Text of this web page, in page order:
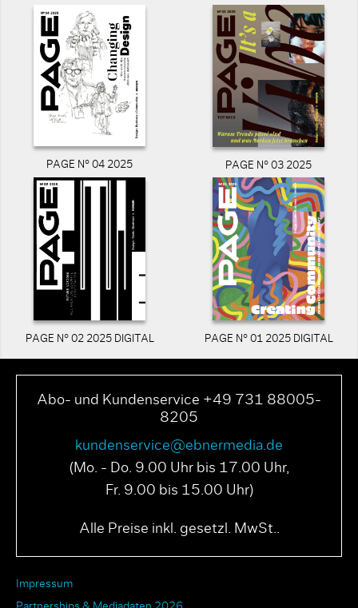
PAGE N° 04 2025 PAGE N° 03 2025
PAGE N° 02 2025 DIGITAL PAGE N° 01 2025 DIGITAL
Abo- und Kundenservice +49 731 88005-
8205
kundenservice@ebnermedia.de
(Mo. - Do. 9.00 Uhr bis 17.00 Uhr,
Fr. 9.00 bis 15.00 Uhr)
Alle Preise inkl. gesetzl. MwSt..
Impressum